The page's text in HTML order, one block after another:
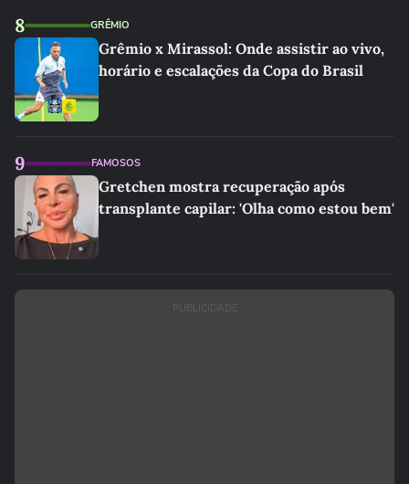
8 GRÊMIO
Grêmio x Mirassol: Onde assistir ao vivo,
horário e escalações da Copa do Brasil
9 FAMOSOS
Gretchen mostra recuperação após
transplante capilar: 'Olha como estou bem'
PUBLICIDADE